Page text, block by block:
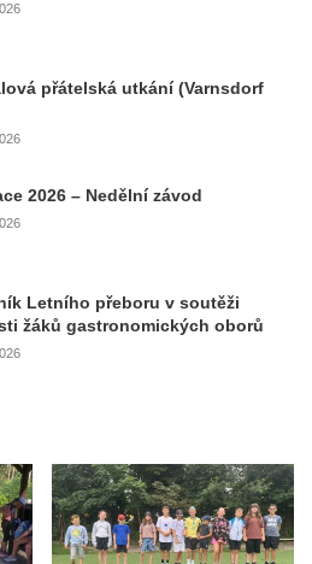
přátelská utkání (Varnsdorf
2026 – Nedělní závod
Letního přeboru v soutěži
žáků gastronomických oborů